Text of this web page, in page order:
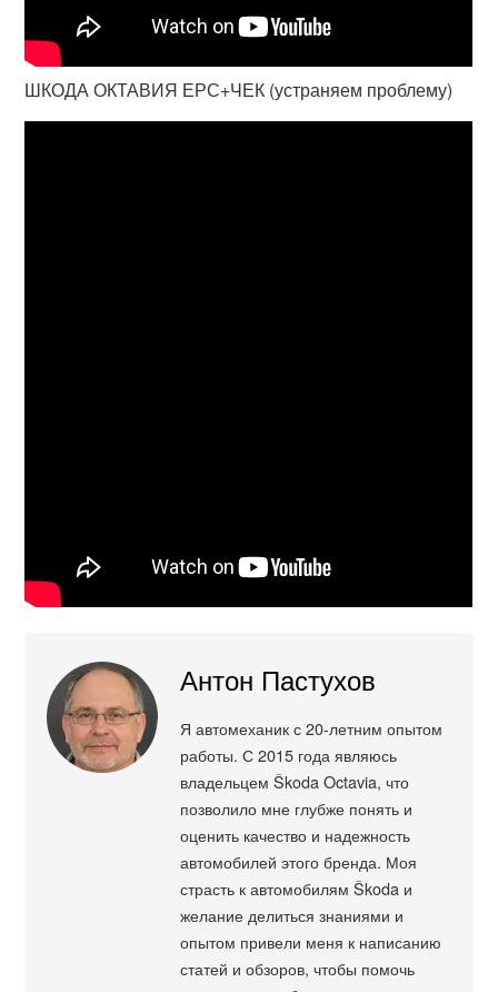
ШКОДА ОКТАВИЯ ЕРС+ЧЕК (устраняем проблему)
Антон Пастухов
Я автомеханик с 20-летним опытом
работы. С 2015 года являюсь
владельцем Škoda Octavia, что
позволило мне глубже понять и
оценить качество и надежность
автомобилей этого бренда. Моя
страсть к автомобилям Škoda и
желание делиться знаниями и
опытом привели меня к написанию
статей и обзоров, чтобы помочь